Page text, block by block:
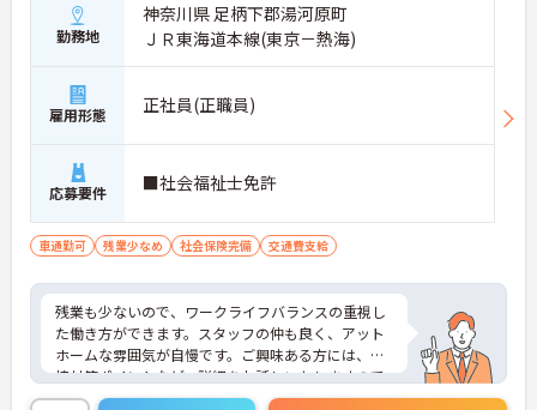
勤務地
神奈川県 足柄下郡湯河原町
ＪＲ東海道本線(東京－熱海)
雇用形態 正社員(正職員)
応募要件 ■社会福祉士免許
車通勤可 残業少なめ 社会保険完備 交通費支給
残業も少ないので、ワークライフバランスの重視し
た働き方ができます。スタッフの仲も良く、アット
ホームな雰囲気が自慢です。ご興味ある方には、面
接対策ポイントなど、詳細をお話しいたしますので
お気軽にご相談ください。